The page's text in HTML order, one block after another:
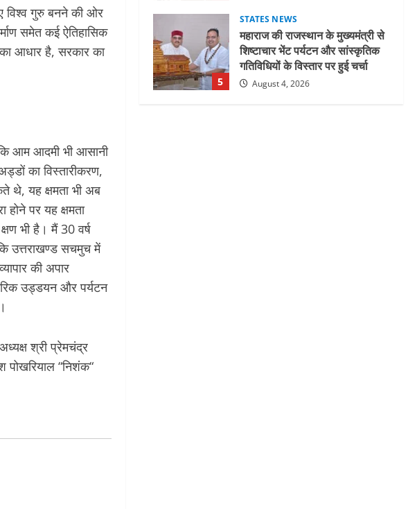
विश्व गुरु बनने की ओर
समेत कई ऐतिहासिक
का आधार है, सरकार का
कि आम आदमी भी आसानी
का विस्तारीकरण,
थे, यह क्षमता भी अब
पर यह क्षमता
भी है। मैं 30 वर्ष
उत्तराखण्ड सचमुच में
की अपार
उड्डयन और पर्यटन
श्री प्रेमचंद्र
पोखरियाल “निशंक“
5
STATES NEWS
महाराज की राजस्थान के मुख्यमंत्री से
शिष्टाचार भेंट पर्यटन और सांस्कृतिक
गतिविधियों के विस्तार पर हुई चर्चा
August 4, 2026